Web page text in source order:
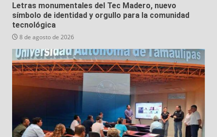
Letras monumentales del Tec Madero, nuevo
símbolo de identidad y orgullo para la comunidad
tecnológica
8 de agosto de 2026